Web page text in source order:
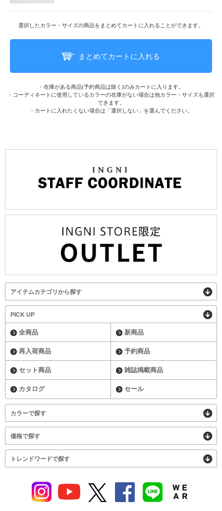
選択したカラー・サイズの商品をまとめてカートに入れることができます。
まとめてカートに入れる
・在庫がある商品(予約商品は除く)のみカートに入ります。
・コーディネートに使用しているカラーの在庫がない場合は他カラー・サイズも選択
できます。
・カートに入れたくない場合は「選択しない」を選んでください。
アイテムカテゴリから探す
PICK UP
全商品 新商品
再入荷商品 予約商品
セット商品 雑誌掲載商品
カタログ セール
カラーで探す
価格で探す
トレンドワードで探す